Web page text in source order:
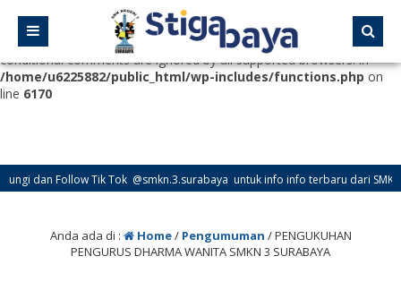
Deprecated
: Function WP_Dependencies->add_data() was called
with an argument that is
deprecated
since version 6.9.0! IE
conditional comments are ignored by all supported browsers. in
/home/u6225882/public_html/wp-includes/functions.php on
line 6170
Follow Tik Tok @smkn.3.surabaya untuk info info terbaru dari SMK Negeri 3
Anda ada di : Home/ Pengumuman /PENGUKUHAN
PENGURUS DHARMA WANITA SMKN 3 SURABAYA